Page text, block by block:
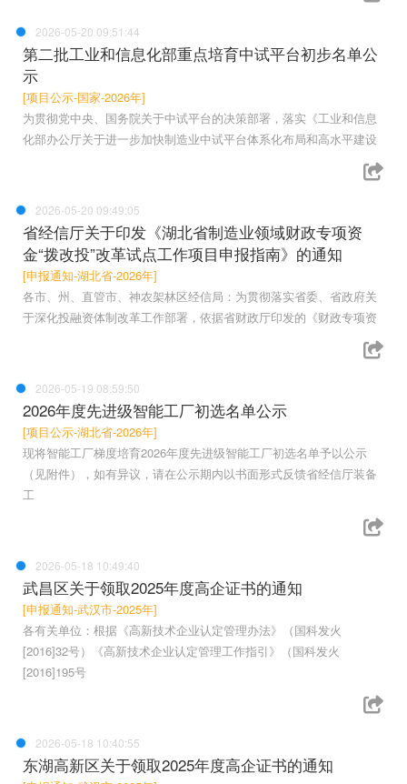
2026-05-20 09:51:44
第二批工业和信息化部重点培育中试平台初步名单公
示
[项目公示-国家-2026年]
为贯彻党中央、国务院关于中试平台的决策部署，落实《工业和信息
化部办公厅关于进一步加快制造业中试平台体系化布局和高水平建设
2026-05-20 09:49:05
省经信厅关于印发《湖北省制造业领域财政专项资
金“拨改投”改革试点工作项目申报指南》的通知
[申报通知-湖北省-2026年]
各市、州、直管市、神农架林区经信局：为贯彻落实省委、省政府关
于深化投融资体制改革工作部署，依据省财政厅印发的《财政专项资
2026-05-19 08:59:50
2026年度先进级智能工厂初选名单公示
[项目公示-湖北省-2026年]
现将智能工厂梯度培育2026年度先进级智能工厂初选名单予以公示
（见附件），如有异议，请在公示期内以书面形式反馈省经信厅装备
工
2026-05-18 10:49:40
武昌区关于领取2025年度高企证书的通知
[申报通知-武汉市-2025年]
各有关单位：根据《高新技术企业认定管理办法》（国科发火
[2016]32号）《高新技术企业认定管理工作指引》（国科发火
[2016]195号
2026-05-18 10:40:55
东湖高新区关于领取2025年度高企证书的通知